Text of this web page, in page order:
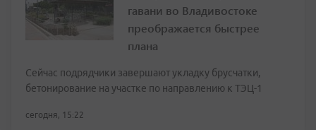
гавани во Владивостоке
преображается быстрее
плана
Сейчас подрядчики завершают укладку брусчатки,
бетонирование на участке по направлению к ТЭЦ-1
сегодня, 15:22